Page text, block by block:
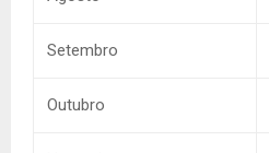
Setembro
Outubro